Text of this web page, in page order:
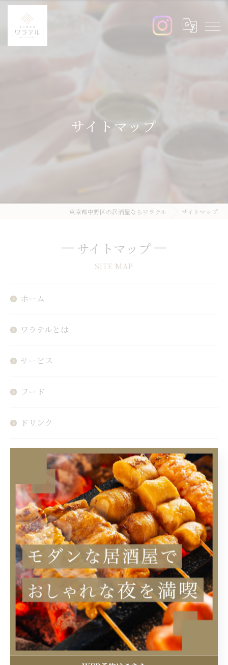
サイトマップ
東京都中野区の居酒屋ならワラテル サイトマップ
SITE MAP
サイトマップ
ホーム
ワラテルとは
サービス
フード
ドリンク
よくある質問
当店の特徴
炭火焼
宴会
コース
ディナー
お酒